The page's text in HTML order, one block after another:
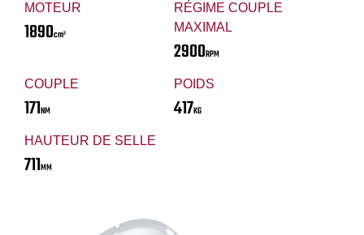
MOTEUR
1890cm³
RÉGIME COUPLE
MAXIMAL
2900RPM
COUPLE
171NM
POIDS
417KG
HAUTEUR DE SELLE
711MM